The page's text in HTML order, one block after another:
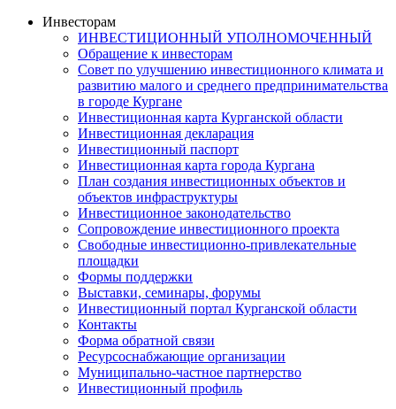
Инвесторам
ИНВЕСТИЦИОННЫЙ УПОЛНОМОЧЕННЫЙ
Обращение к инвесторам
Совет по улучшению инвестиционного климата и
развитию малого и среднего предпринимательства
в городе Кургане
Инвестиционная карта Курганской области
Инвестиционная декларация
Инвестиционный паспорт
Инвестиционная карта города Кургана
План создания инвестиционных объектов и
объектов инфраструктуры
Инвестиционное законодательство
Сопровождение инвестиционного проекта
Свободные инвестиционно-привлекательные
площадки
Формы поддержки
Выставки, семинары, форумы
Инвестиционный портал Курганской области
Контакты
Форма обратной связи
Ресурсоснабжающие организации
Муниципально-частное партнерство
Инвестиционный профиль